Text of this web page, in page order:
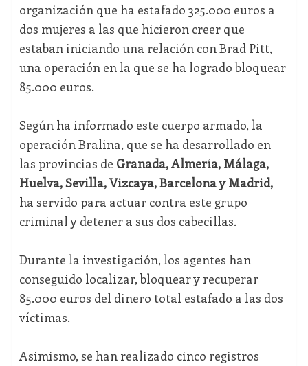
organización que ha estafado 325.000 euros a
dos mujeres a las que hicieron creer que
estaban iniciando una relación con Brad Pitt,
una operación en la que se ha logrado bloquear
85.000 euros.
Según ha informado este cuerpo armado, la
operación Bralina, que se ha desarrollado en
las provincias de Granada, Almería, Málaga,
Huelva, Sevilla, Vizcaya, Barcelona y Madrid,
ha servido para actuar contra este grupo
criminal y detener a sus dos cabecillas.
Durante la investigación, los agentes han
conseguido localizar, bloquear y recuperar
85.000 euros del dinero total estafado a las dos
víctimas.
Asimismo, se han realizado cinco registros